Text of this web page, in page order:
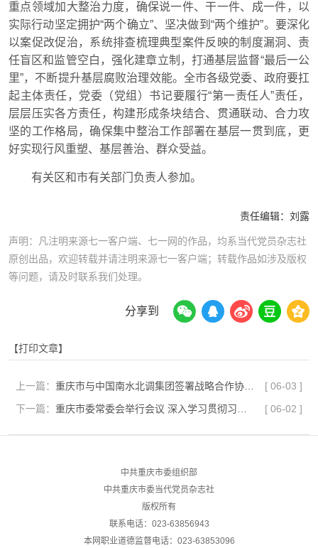
重点领域加大整治力度，确保说一件、干一件、成一件，以
实际行动坚定拥护“两个确立”、坚决做到“两个维护”。要深化
以案促改促治，系统排查梳理典型案件反映的制度漏洞、责
任盲区和监管空白，强化建章立制，打通基层监督“最后一公
里”，不断提升基层腐败治理效能。全市各级党委、政府要扛
起主体责任，党委（党组）书记要履行“第一责任人”责任，
层层压实各方责任，构建形成条块结合、贯通联动、合力攻
坚的工作格局，确保集中整治工作部署在基层一贯到底，更
好实现行风重塑、基层善治、群众受益。
有关区和市有关部门负责人参加。
责任编辑： 刘露
声明：凡注明来源七一客户端、七一网的作品，均系当代党员杂志社
原创出品，欢迎转载并请注明来源七一客户端；转载作品如涉及版权
等问题，请及时联系我们处理。
分享到
【打印文章】
上一篇： 重庆市与中国南水北调集团签署战略合作协议 袁家军会见汪安南一行并见证签约 [ 06-03 ]
下一篇：
重庆市委常委会举行会议 深入学习贯彻习近平总书记重要讲话精神 研究部署全市防灾减灾救灾等工作 市委书记袁家军主持并讲话 [ 06-02 ]
中共重庆市委组织部
中共重庆市委当代党员杂志社
版权所有
联系电话：023-63856943
本网职业道德监督电话：023-63853096